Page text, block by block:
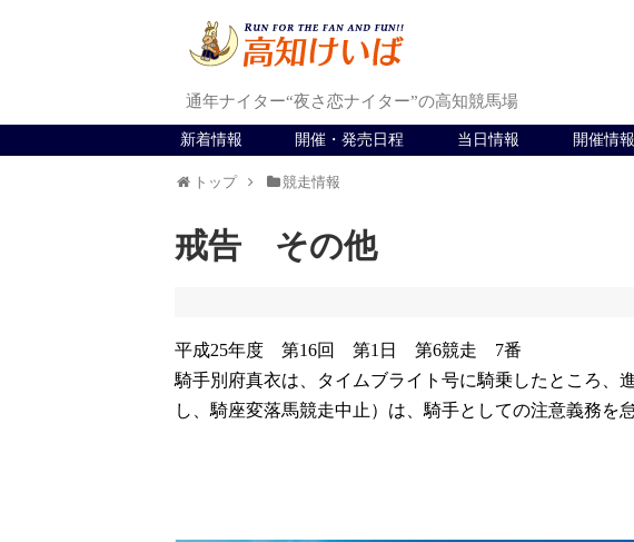
通年ナイター“夜さ恋ナイター”の高知競馬場
新着情報 開催・発売日程 当日情報 開催情
トップ 競走情報
戒告 その他
平成25年度 第16回 第1日 第6競走 7番
騎手別府真衣は、タイムブライト号に騎乗したところ、
し、騎座変落馬競走中止）は、騎手としての注意義務を